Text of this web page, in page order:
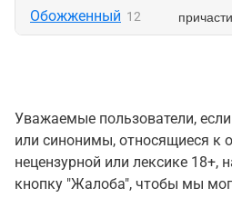
Обожженный 12
Уважаемые пользователи,
или синонимы, относящиеся к
нецензурной или лексике 18+,
кнопку "Жалоба", чтобы мы